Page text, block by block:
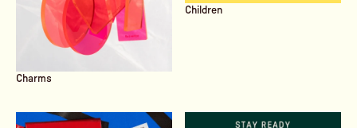
Charms
Children